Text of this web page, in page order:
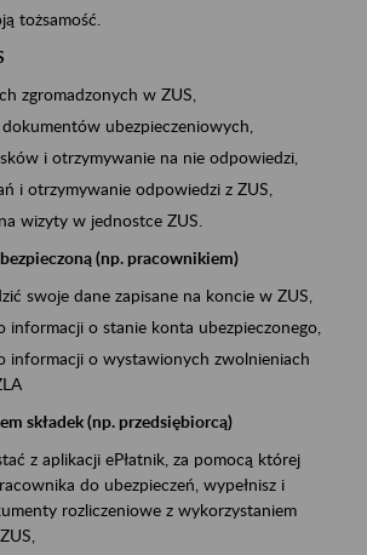
tożsamość.
zgromadzonych w ZUS,
ubezpieczeniowych,
i otrzymywanie na nie odpowiedzi,
i otrzymywanie odpowiedzi z ZUS,
wizyty w jednostce ZUS.
(np. pracownikiem)
swoje dane zapisane na koncie w ZUS,
informacji o stanie konta ubezpieczonego,
informacji o wystawionych zwolnieniach
składek (np. przedsiębiorcą)
z aplikacji ePłatnik, za pomocą której
do ubezpieczeń, wypełnisz i
rozliczeniowe z wykorzystaniem